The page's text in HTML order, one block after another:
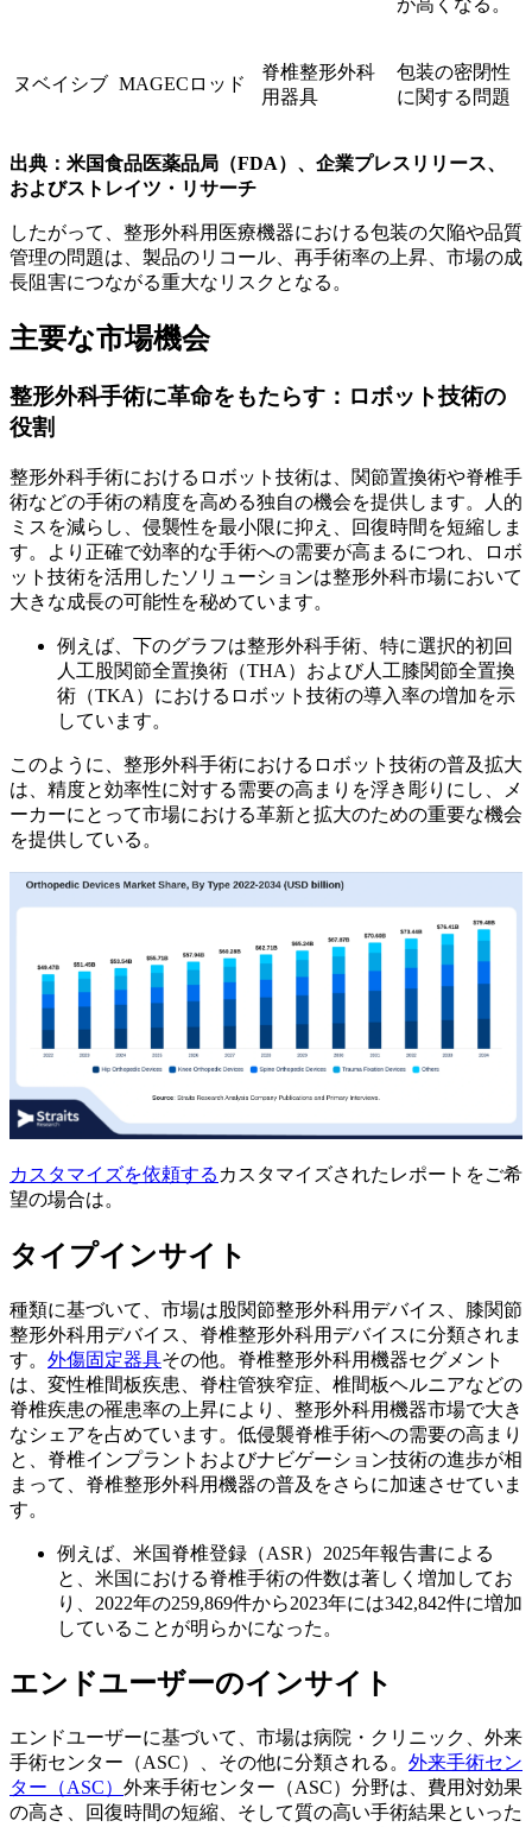
が高くなる。
ヌベイシブ MAGECロッド
脊椎整形外科
用器具
包装の密閉性
に関する問題
出典：米国食品医薬品局（FDA）、企業プレスリリース、
およびストレイツ・リサーチ
したがって、整形外科用医療機器における包装の欠陥や品質
管理の問題は、製品のリコール、再手術率の上昇、市場の成
長阻害につながる重大なリスクとなる。
主要な市場機会
整形外科手術に革命をもたらす：ロボット技術の
役割
整形外科手術におけるロボット技術は、関節置換術や脊椎手
術などの手術の精度を高める独自の機会を提供します。人的
ミスを減らし、侵襲性を最小限に抑え、回復時間を短縮しま
す。より正確で効率的な手術への需要が高まるにつれ、ロボ
ット技術を活用したソリューションは整形外科市場において
大きな成長の可能性を秘めています。
例えば、下のグラフは整形外科手術、特に選択的初回
人工股関節全置換術（THA）および人工膝関節全置換
術（TKA）におけるロボット技術の導入率の増加を示
しています。
このように、整形外科手術におけるロボット技術の普及拡大
は、精度と効率性に対する需要の高まりを浮き彫りにし、メ
ーカーにとって市場における革新と拡大のための重要な機会
を提供している。
カスタマイズを依頼する カスタマイズされたレポートをご希
望の場合は。
タイプインサイト
種類に基づいて、市場は股関節整形外科用デバイス、膝関節
整形外科用デバイス、脊椎整形外科用デバイスに分類されま
す。 外傷固定器具その他。脊椎整形外科用機器セグメント
は、変性椎間板疾患、脊柱管狭窄症、椎間板ヘルニアなどの
脊椎疾患の罹患率の上昇により、整形外科用機器市場で大き
なシェアを占めています。低侵襲脊椎手術への需要の高まり
と、脊椎インプラントおよびナビゲーション技術の進歩が相
まって、脊椎整形外科用機器の普及をさらに加速させていま
す。
例えば、米国脊椎登録（ASR）2025年報告書による
と、米国における脊椎手術の件数は著しく増加してお
り、2022年の259,869件から2023年には342,842件に増加
していることが明らかになった。
エンドユーザーのインサイト
エンドユーザーに基づいて、市場は病院・クリニック、外来
手術センター（ASC）、その他に分類される。 外来手術セン
ター（ASC） 外来手術センター（ASC）分野は、費用対効果
の高さ、回復時間の短縮、そして質の高い手術結果といった